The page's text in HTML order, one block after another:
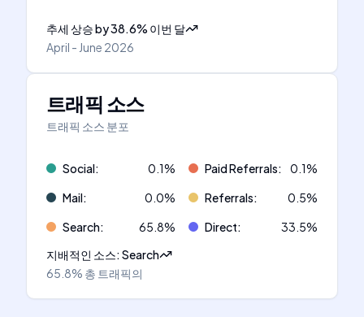
추세 상승by38.6% 이번 달
April - June 2026
트래픽 소스
트래픽 소스 분포
Social: 0.1% Paid Referrals: 0.1%
Mail: 0.0% Referrals: 0.5%
Search: 65.8% Direct: 33.5%
지배적인 소스:Search
65.8% 총 트래픽의